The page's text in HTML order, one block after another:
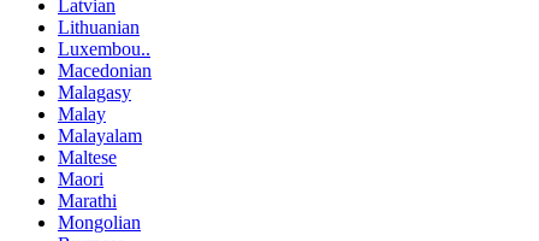
Latvian
Lithuanian
Luxembou..
Macedonian
Malagasy
Malay
Malayalam
Maltese
Maori
Marathi
Mongolian